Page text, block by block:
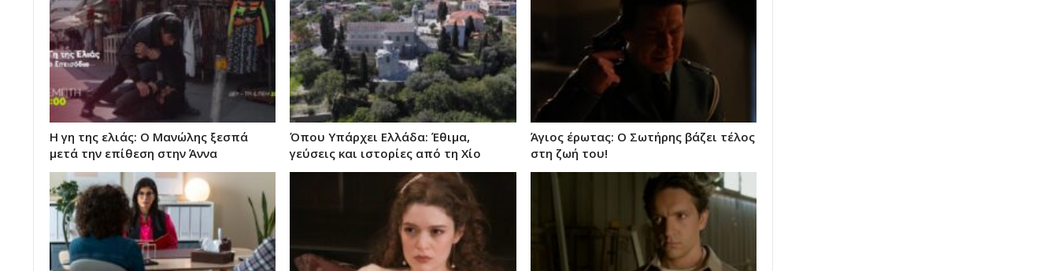
Η γη της ελιάς: Ο Μανώλης ξεσπά
μετά την επίθεση στην Άννα
Όπου Υπάρχει Ελλάδα: Έθιμα,
γεύσεις και ιστορίες από τη Χίο
Άγιος έρωτας: Ο Σωτήρης βάζει τέλος
στη ζωή του!